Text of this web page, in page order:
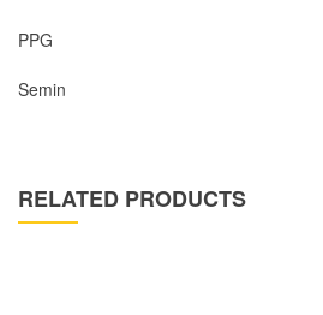
PPG
Semin
RELATED PRODUCTS